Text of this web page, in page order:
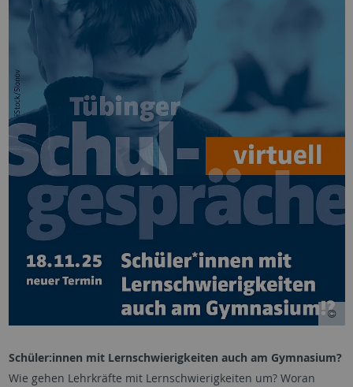
Schüler:innen mit Lernschwierigkeiten auch am Gymnasium?
Wie gehen Lehrkräfte mit Lernschwierigkeiten um? Woran